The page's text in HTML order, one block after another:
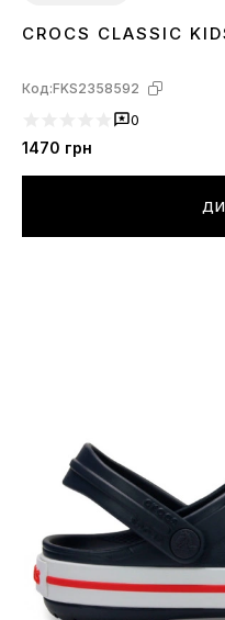
262728 29303132 3334
CROCS CLASSIC
Код:FKS2358592
0
1470 грн